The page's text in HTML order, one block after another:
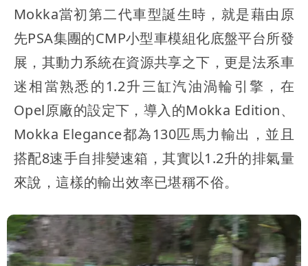
Mokka當初第二代車型誕生時，就是藉由原
先PSA集團的CMP小型車模組化底盤平台所發
展，其動力系統在資源共享之下，更是法系車
迷相當熟悉的1.2升三缸汽油渦輪引擎，在
Opel原廠的設定下，導入的Mokka Edition、
Mokka Elegance都為130匹馬力輸出，並且
搭配8速手自排變速箱，其實以1.2升的排氣量
來說，這樣的輸出效率已堪稱不俗。